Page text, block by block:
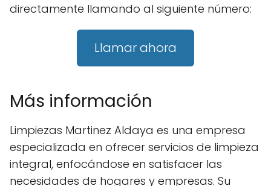
directamente llamando al siguiente número:
Llamar ahora
Más información
Limpiezas Martinez Aldaya es una empresa
especializada en ofrecer servicios de limpieza
integral, enfocándose en satisfacer las
necesidades de hogares y empresas. Su